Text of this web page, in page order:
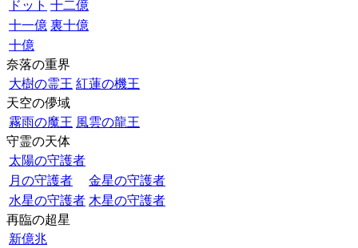
ドット 十二億
十一億 裏十億
十億
奈落の重界
大樹の霊王 紅蓮の機王
天空の儚域
霧雨の魔王 風雲の龍王
守霊の天体
太陽の守護者
月の守護者
金星の守護者
水星の守護者 木星の守護者
再臨の超星
新億兆